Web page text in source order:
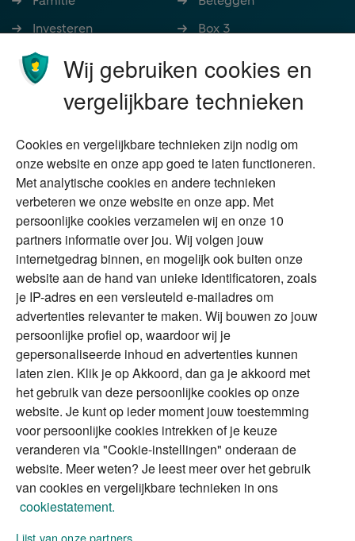
Investeren
Ondernemen
Stoppen met werken
Wonen
Box 3
Nalatenschap
Schenken
Duurzaam
Vermogensplanning
Tweede huis in
buitenland
DGA
Erfenis
Over Financial Focus
Specialisten
Financial Focus
magazine
The Exit Years
Contact
Alles voor en over vermogenden.
Over ABN AMRO Veiligheid
Privacy & Cookies
Toegankelijkheid
Disclaimer RSS
Wij gebruiken cookies en
vergelijkbare technieken
Cookies en vergelijkbare technieken zijn nodig om
onze website en onze app goed te laten functioneren.
Met analytische cookies en andere technieken
verbeteren we onze website en onze app. Met
persoonlijke cookies verzamelen wij en onze 10
partners informatie over jou. Wij volgen jouw
internetgedrag binnen, en mogelijk ook buiten onze
website aan de hand van unieke identificatoren, zoals
je IP-adres en een versleuteld e-mailadres om
advertenties relevanter te maken. Wij bouwen zo jouw
persoonlijke profiel op, waardoor wij je
gepersonaliseerde inhoud en advertenties kunnen
laten zien. Klik je op Akkoord, dan ga je akkoord met
het gebruik van deze persoonlijke cookies op onze
website. Je kunt op ieder moment jouw toestemming
voor persoonlijke cookies intrekken of je keuze
veranderen via "Cookie-instellingen" onderaan de
website. Meer weten? Je leest meer over het gebruik
van cookies en vergelijkbare technieken in ons
cookiestatement.
Lijst van onze partners